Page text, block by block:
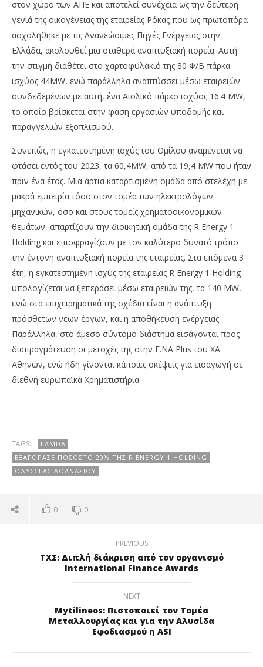
στον χώρο των ΑΠΕ και αποτελεί συνέχεια ως την δεύτερη
γενιά της οικογένειας της εταιρείας Ρόκας που ως πρωτοπόρα
ασχολήθηκε με τις Ανανεώσιμες Πηγές Ενέργειας στην
Ελλάδα, ακολουθεί μια σταθερά αναπτυξιακή πορεία. Αυτή
την στιγμή διαθέτει στο χαρτοφυλάκιό της 80 Φ/Β πάρκα
ισχύος 44MW, ενώ παράλληλα αναπτύσσει μέσω εταιρειών
συνδεδεμένων με αυτή, ένα Αιολικό πάρκο ισχύος 16.4 MW,
το οποίο βρίσκεται στην φάση εργασιών υποδομής και
παραγγελιών εξοπλισμού.
Συνεπώς, η εγκατεστημένη ισχύς του Ομίλου αναμένεται να
φτάσει εντός του 2023, τα 60,4MW, από τα 19,4 MW που ήταν
πριν ένα έτος. Μια άρτια καταρτισμένη ομάδα από στελέχη με
μακρά εμπειρία τόσο στον τομέα των ηλεκτρολόγων
μηχανικών, όσο και στους τομείς χρηματοοικονομικών
θεμάτων, απαρτίζουν την διοικητική ομάδα της R Energy 1
Holding και επισφραγίζουν με τον καλύτερο δυνατό τρόπο
την έντονη αναπτυξιακή πορεία της εταιρείας. Στα επόμενα 3
έτη, η εγκατεστημένη ισχύς της εταιρείας R Energy 1 Holding
υπολογίζεται να ξεπεράσει μέσω εταιρειών της, τα 140 MW,
ενώ στα επιχειρηματικά της σχέδια είναι η ανάπτυξη
πρόσθετων νέων έργων, και η αποθήκευση ενέργειας.
Παράλληλα, στο άμεσο σύντομο διάστημα εισάγονται προς
διαπραγμάτευση οι μετοχές της στην E.NA Plus του ΧΑ
Αθηνών, ενώ ήδη γίνονται κάποιες σκέψεις για εισαγωγή σε
διεθνή ευρωπαϊκά Χρηματιστήρια.
TAGS:
LAMDA
ΕΞΑΓΌΡΑΣΕ ΠΟΣΟΣΤΌ 20% ΤΗΣ R ENERGY 1 HOLDING
ΟΔΥΣΣΈΑΣ ΑΘΑΝΑΣΊΟΥ
0 0
PREVIOUS
ΤΧΣ: Διπλή διάκριση από τον οργανισμό
International Finance Awards
NEXT
Mytilineos: Πιστοποιεί τον Τομέα
Μεταλλουργίας και για την Αλυσίδα
Εφοδιασμού η ASI